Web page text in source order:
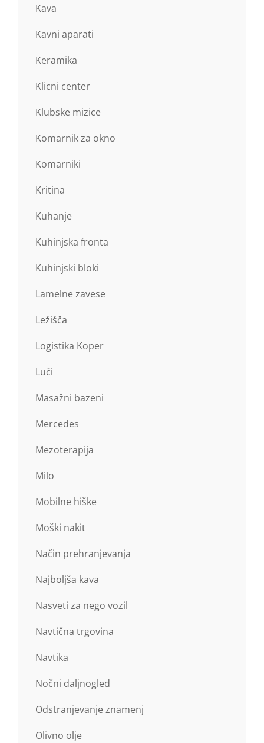
Kava
Kavni aparati
Keramika
Klicni center
Klubske mizice
Komarnik za okno
Komarniki
Kritina
Kuhanje
Kuhinjska fronta
Kuhinjski bloki
Lamelne zavese
Ležišča
Logistika Koper
Luči
Masažni bazeni
Mercedes
Mezoterapija
Milo
Mobilne hiške
Moški nakit
Način prehranjevanja
Najboljša kava
Nasveti za nego vozil
Navtična trgovina
Navtika
Nočni daljnogled
Odstranjevanje znamenj
Olivno olje